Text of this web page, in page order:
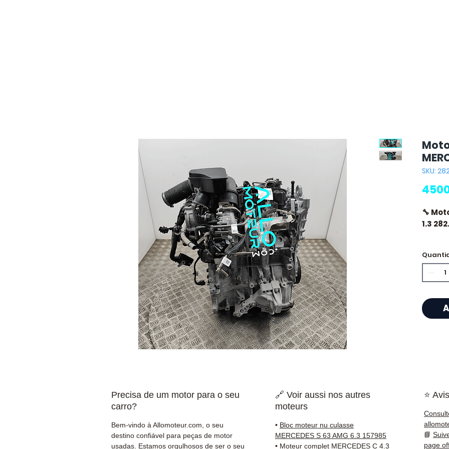
SKU:
🔧
1.3
🔖
⭐
🇫🇷 e
Precisa de um motor para o seu
carro?
Bem-vindo à Allomoteur.com, o seu
destino confiável para peças de motor
usadas. Estamos orgulhosos de ser o seu
🔗 Voir aussi nos autres
moteurs
• Bloc moteur nu culasse
MERCEDES S 63 AMG 6.3 157985
• Moteur complet MERCEDES C 4.3
⭐
📘
page